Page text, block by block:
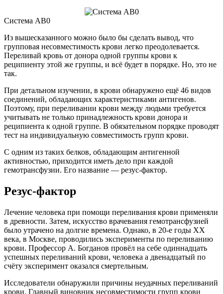
Система АВ0
Из вышесказанного можно было бы сделать вывод, что
групповая несовместимость крови легко преодолевается.
Переливай кровь от донора одной группы крови к
реципиенту этой же группы, и всё будет в порядке. Но, это не
так.
При детальном изучении, в крови обнаружено ещё 46 видов
соединений, обладающих характеристиками антигенов.
Поэтому, при переливании крови между людьми требуется
учитывать не только принадлежность крови донора и
реципиента к одной группе. В обязательном порядке проводят
тест на индивидуальную совместимость групп крови.
С одним из таких белков, обладающим антигенной
активностью, приходится иметь дело при каждой
гемотрансфузии. Его название — резус-фактор.
Резус-фактор
Лечение человека при помощи переливания крови применяли
в древности. Затем, искусство врачевания гемотрансфузией
было утрачено на долгие времена. Однако, в 20-е годы ХХ
века, в Москве, проводились эксперименты по переливанию
крови. Профессор А. Богданов провёл на себе одиннадцать
успешных переливаний крови, человека а двенадцатый по
счёту эксперимент оказался смертельным.
Исследователи обнаружили причины неудачных переливаний
крови. Главный виновник несовместимости групп крови